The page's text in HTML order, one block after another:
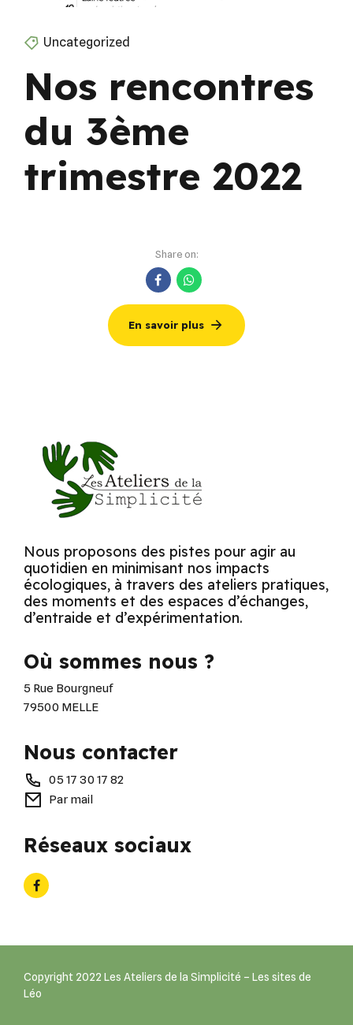
Uncategorized
Nos rencontres
du 3ème
trimestre 2022
Share on:
En savoir plus
Nous proposons des pistes pour agir au
quotidien en minimisant nos impacts
écologiques, à travers des ateliers pratiques,
des moments et des espaces d’échanges,
d’entraide et d’expérimentation.
Où sommes nous ?
5 Rue Bourgneuf
79500 MELLE
Nous contacter
05 17 30 17 82
Par mail
Réseaux sociaux
Copyright 2022 Les Ateliers de la Simplicité – Les sites de
Léo